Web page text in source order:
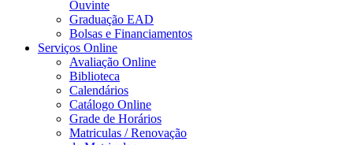
Ouvinte
Graduação EAD
Bolsas e Financiamentos
Serviços Online
Avaliação Online
Biblioteca
Calendários
Catálogo Online
Grade de Horários
Matriculas / Renovação